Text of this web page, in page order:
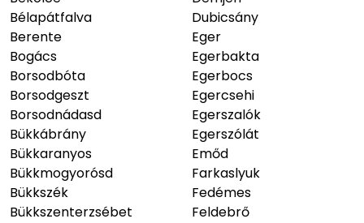
Bélapátfalva
Berente
Bogács
Borsodbóta
Borsodgeszt
Borsodnádasd
Bükkábrány
Bükkaranyos
Bükkmogyorósd
Bükkszék
Bükkszenterzsébet
Dubicsány
Eger
Egerbakta
Egerbocs
Egercsehi
Egerszalók
Egerszólát
Emőd
Farkaslyuk
Fedémes
Feldebrő